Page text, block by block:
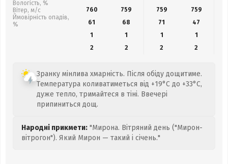
Вологість, %
Вітер, м/с
Ймовірність опадів,
%
760
759 759 759
61
68 71 47
1
1 1
1
2
2 2 2
Зранку мінлива хмарність. Після обіду дощитиме.
Температура коливатиметься від +19°C до +33°C,
дуже тепло, тримайтеся в тіні. Ввечері
припиниться дощ.
Народні прикмети: "Мирона. Вітряний день ("Мирон-
вітрогон"). Який Мирон — такий і січень."